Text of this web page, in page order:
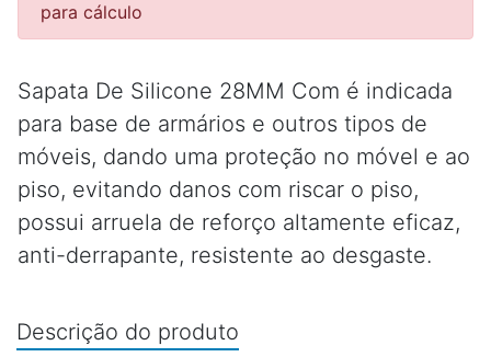
para cálculo
Sapata De Silicone 28MM Com é indicada
para base de armários e outros tipos de
móveis, dando uma proteção no móvel e ao
piso, evitando danos com riscar o piso,
possui arruela de reforço altamente eficaz,
anti-derrapante, resistente ao desgaste.
Descrição do produto